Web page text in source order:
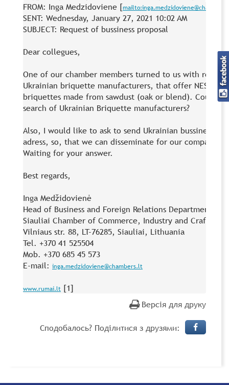
FROM: Inga Medzidoviene [
SENT: Wednesday, January 27, 2021 10:02 AM
SUBJECT: Request of bussiness proposal
Dear collegues,
One of our chamber members turned to us with
Ukrainian briquette manufacturers, that offer NESTRO
briquettes made from sawdust (oak or blend). Could
search of Ukrainian Briquette manufacturers?
Also, I would like to ask to send Ukrainian bussiness
adress, so, that we can disseminate for our companies.
Waiting for your answer.
Best regards,
Inga Medžidovienė
Head of Business and Foreign Relations Department
Siauliai Chamber of Commerce, Industry and Crafts
Vilniaus str. 88, LT-76285, Siauliai, Lithuania
Tel. +370 41 525504
Mob. +370 685 45 573
E-mail: inga.medzidoviene@chambers.lt
www.rumai.lt
Версія для друку
Сподобалось? Поділитися з друзями: